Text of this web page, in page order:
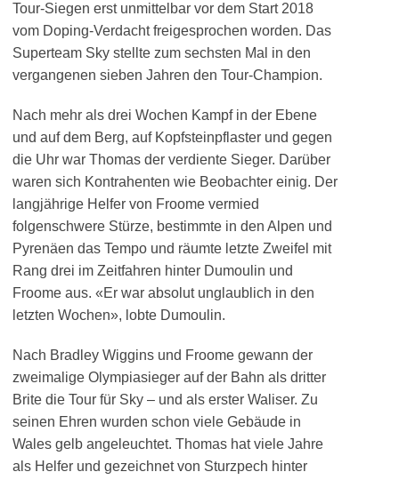
Tour-Siegen erst unmittelbar vor dem Start 2018
vom Doping-Verdacht freigesprochen worden. Das
Superteam Sky stellte zum sechsten Mal in den
vergangenen sieben Jahren den Tour-Champion.
Nach mehr als drei Wochen Kampf in der Ebene
und auf dem Berg, auf Kopfsteinpflaster und gegen
die Uhr war Thomas der verdiente Sieger. Darüber
waren sich Kontrahenten wie Beobachter einig. Der
langjährige Helfer von Froome vermied
folgenschwere Stürze, bestimmte in den Alpen und
Pyrenäen das Tempo und räumte letzte Zweifel mit
Rang drei im Zeitfahren hinter Dumoulin und
Froome aus. «Er war absolut unglaublich in den
letzten Wochen», lobte Dumoulin.
Nach Bradley Wiggins und Froome gewann der
zweimalige Olympiasieger auf der Bahn als dritter
Brite die Tour für Sky – und als erster Waliser. Zu
seinen Ehren wurden schon viele Gebäude in
Wales gelb angeleuchtet. Thomas hat viele Jahre
als Helfer und gezeichnet von Sturzpech hinter